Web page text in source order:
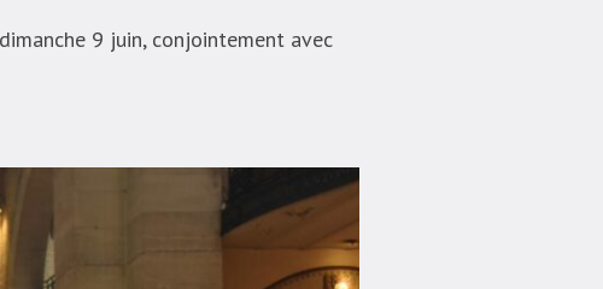
9 juin, conjointement avec